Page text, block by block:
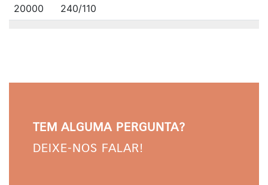
20000
240/110
TEM ALGUMA PERGUNTA?
DEIXE-NOS FALAR!